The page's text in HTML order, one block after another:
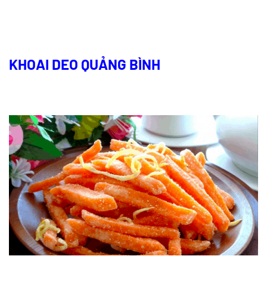
KHOAI DEO QUẢNG BÌNH